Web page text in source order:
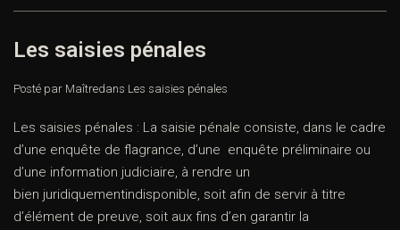
Les saisies pénales
Posté par Maîtredans Les saisies pénales
Les saisies pénales : La saisie pénale consiste, dans le cadre
d’une enquête de flagrance, d’une enquête préliminaire ou
d’une information judiciaire, à rendre un
bien juridiquementindisponible, soit afin de servir à titre
d’élément de preuve, soit aux fins d’en garantir la